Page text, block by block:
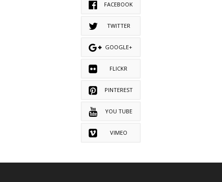
FACEBOOK
TWITTER
GOOGLE+
FLICKR
PINTEREST
YOU TUBE
VIMEO